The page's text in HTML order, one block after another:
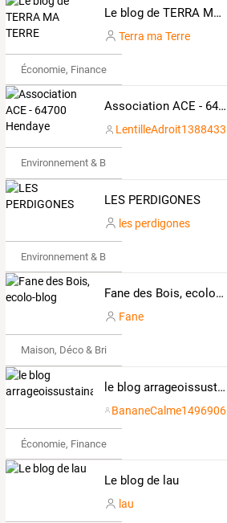
Le blog de TERRA MA TERRE
Terra ma Terre
Économie, Finance & Droit
Association ACE - 64700 Hendaye
LentilleAdroit1388433
Environnement & Bio
LES PERDIGONES
les perdigones
Environnement & Bio
Fane des Bois, ecolo-blog
Fane
Maison, Déco & Bricolage
le blog arrageoissustainableattitude
BananeCalme1496906
Économie, Finance & Droit
Le blog de lau
lau